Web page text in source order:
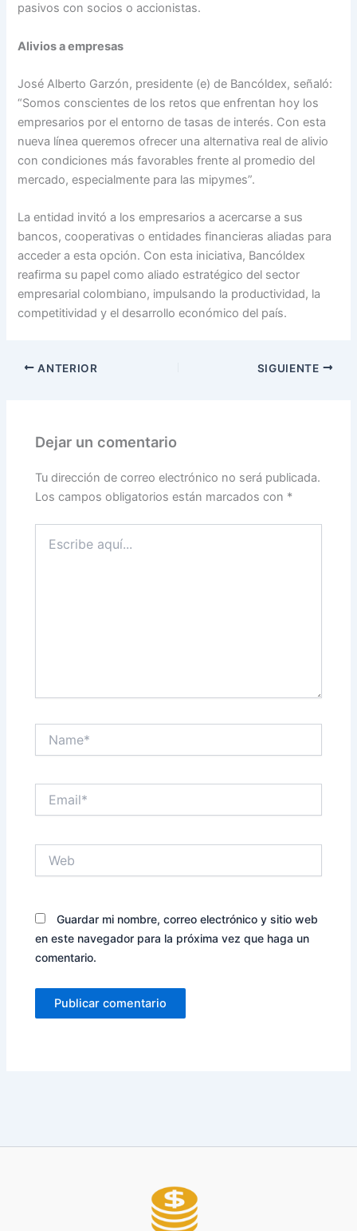
pasivos con socios o accionistas.
Alivios a empresas
José Alberto Garzón, presidente (e) de Bancóldex, señaló:
“Somos conscientes de los retos que enfrentan hoy los
empresarios por el entorno de tasas de interés. Con esta
nueva línea queremos ofrecer una alternativa real de alivio
con condiciones más favorables frente al promedio del
mercado, especialmente para las mipymes”.
La entidad invitó a los empresarios a acercarse a sus
bancos, cooperativas o entidades financieras aliadas para
acceder a esta opción. Con esta iniciativa, Bancóldex
reafirma su papel como aliado estratégico del sector
empresarial colombiano, impulsando la productividad, la
competitividad y el desarrollo económico del país.
ANTERIOR SIGUIENTE
Dejar un comentario
Tu dirección de correo electrónico no será publicada.
Los campos obligatorios están marcados con *
aquí...
Guardar mi nombre, correo electrónico y sitio web
en este navegador para la próxima vez que haga un
comentario.